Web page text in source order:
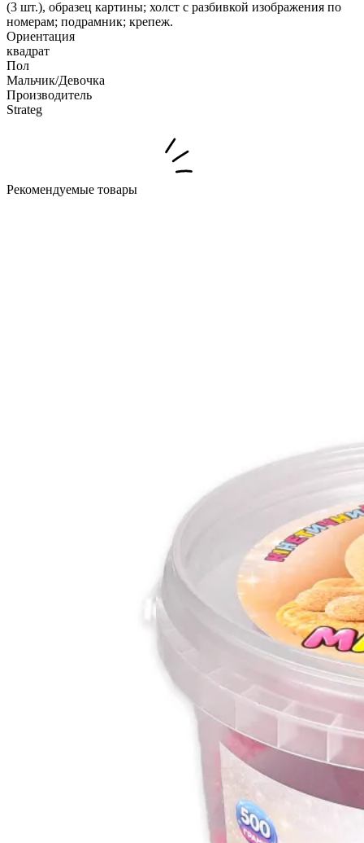
(3 шт.), образец картины; холст с разбивкой изображения по
номерам; подрамник; крепеж.
Ориентация
квадрат
Пол
Мальчик/Девочка
Производитель
Strateg
Рекомендуемые товары